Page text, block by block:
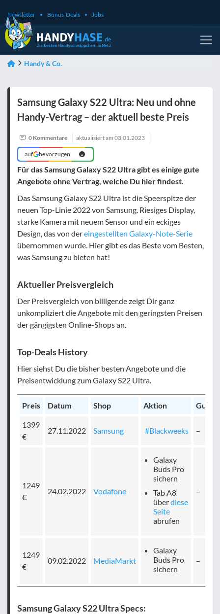
Newsletter Bonus-Deals Jobs
Handy & Co.
Samsung Galaxy S22 Ultra: Neu und ohne
Handy-Vertrag – der aktuell beste Preis
0 Kommentare aktualisiert am 03.01.2023
auf bevorzugen
Für das Samsung Galaxy S22 Ultra gibt es einige gute
Angebote ohne Vertrag, welche Du hier findest.
Das Samsung Galaxy S22 Ultra ist die Speerspitze der
neuen Top-Linie 2022 von Samsung. Riesiges Display,
starke Kamera mit neuem Sensor und ein eckiges
Design, das von dereingestellten Galaxy-Note-Serie
übernommen wurde. Hier gibt es das Beste vom Besten,
was Samsung zu bieten hat!
Aktueller Preisvergleich
Der Preisvergleich von billiger.de zeigt Dir ganz
unkompliziert die Angebote mit den geringsten Preisen
der gängigsten Online-Shops an.
Top-Deals History
Hier siehst Du die bisher besten Angebote und die
Preisentwicklung zum Galaxy S22 Ultra.
Preis Datum Shop Aktion
1399
€
27.11.2022 Samsung #Blackweeks –
1249
€
24.02.2022 Vodafone
Galaxy
Buds Pro
sichern
Tab A8
überdiese
Seite
abrufen
–
1249
€
09.02.2022 MediaMarkt
Galaxy
Buds Pro
sichern
–
Samsung Galaxy S22 Ultra Specs: